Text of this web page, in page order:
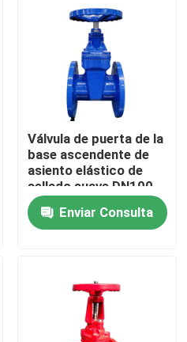
Válvula de puerta de la
base ascendente de
asiento elástico de
sellado suave DN100
Enviar Consulta